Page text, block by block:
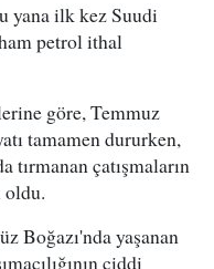
yana ilk kez Suudi
petrol ithal
göre, Temmuz
tamamen dururken,
tırmanan çatışmaların
oldu.
Boğazı'nda yaşanan
ciddi